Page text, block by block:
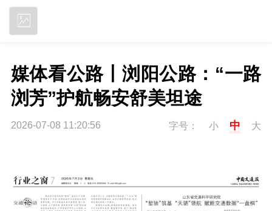
媒体看公路丨浏阳公路：“一路
浏芳”护航畅安舒美坦途
2026-07-08 11:20:56 字号： 小 中 大